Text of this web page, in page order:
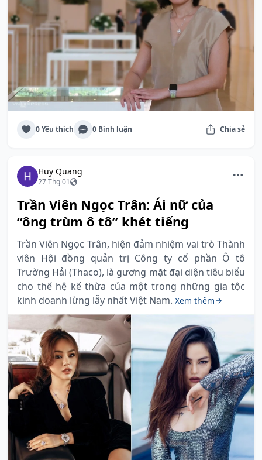
0 Yêu thích 0 Bình luận Chia sẻ
Huy Quang
27 Thg 01
Trần Viên Ngọc Trân: Ái nữ của
“ông trùm ô tô” khét tiếng
Trần Viên Ngọc Trân, hiện đảm nhiệm vai trò Thành
viên Hội đồng quản trị Công ty cổ phần Ô tô
Trường Hải (Thaco), là gương mặt đại diện tiêu biểu
cho thế hệ kế thừa của một trong những gia tộc
kinh doanh lừng lẫy nhất Việt Nam. Xem thêm